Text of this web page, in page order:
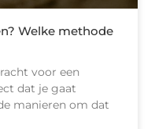
Welke methode
voor een
dat je gaat
manieren om dat